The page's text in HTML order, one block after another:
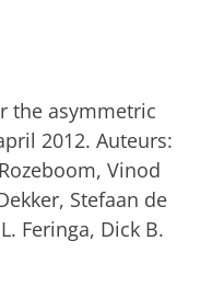
the asymmetric
2012. Auteurs:
Vinod
Stefaan de
Feringa, Dick B.